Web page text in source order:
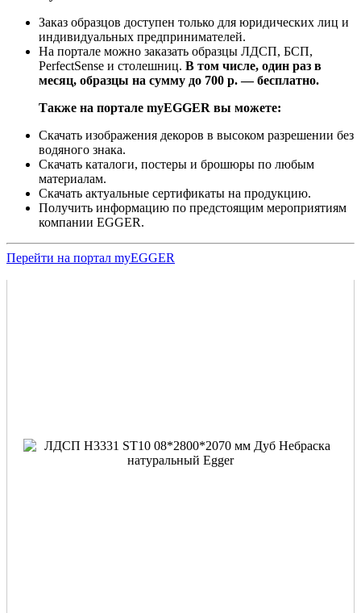
Заказ образцов доступен только для юридических лиц и
индивидуальных предпринимателей.
На портале можно заказать образцы ЛДСП, БСП,
PerfectSense и столешниц. В том числе, один раз в
месяц, образцы на сумму до 700 р. — бесплатно.
Также на портале myEGGER вы можете:
Скачать изображения декоров в высоком разрешении без
водяного знака.
Скачать каталоги, постеры и брошюры по любым
материалам.
Скачать актуальные сертификаты на продукцию.
Получить информацию по предстоящим мероприятиям
компании EGGER.
Перейти на портал myEGGER